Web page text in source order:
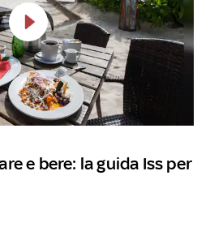
e bere: la guida Iss per